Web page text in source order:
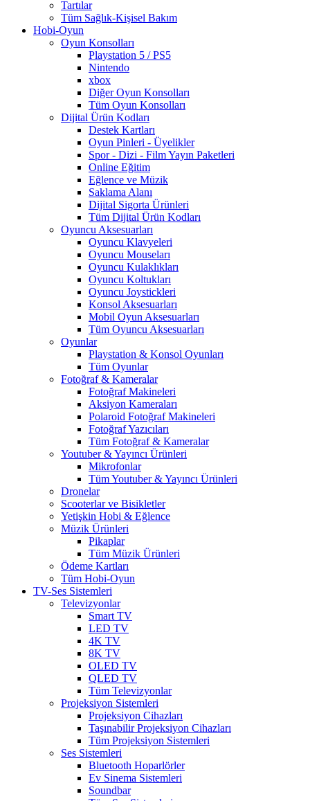
Tartılar
Tüm Sağlık-Kişisel Bakım
Hobi-Oyun
Oyun Konsolları
Playstation 5 / PS5
Nintendo
xbox
Diğer Oyun Konsolları
Tüm Oyun Konsolları
Dijital Ürün Kodları
Destek Kartları
Oyun Pinleri - Üyelikler
Spor - Dizi - Film Yayın Paketleri
Online Eğitim
Eğlence ve Müzik
Saklama Alanı
Dijital Sigorta Ürünleri
Tüm Dijital Ürün Kodları
Oyuncu Aksesuarları
Oyuncu Klavyeleri
Oyuncu Mouseları
Oyuncu Kulaklıkları
Oyuncu Koltukları
Oyuncu Joystickleri
Konsol Aksesuarları
Mobil Oyun Aksesuarları
Tüm Oyuncu Aksesuarları
Oyunlar
Playstation & Konsol Oyunları
Tüm Oyunlar
Fotoğraf & Kameralar
Fotoğraf Makineleri
Aksiyon Kameraları
Polaroid Fotoğraf Makineleri
Fotoğraf Yazıcıları
Tüm Fotoğraf & Kameralar
Youtuber & Yayıncı Ürünleri
Mikrofonlar
Tüm Youtuber & Yayıncı Ürünleri
Dronelar
Scooterlar ve Bisikletler
Yetişkin Hobi & Eğlence
Müzik Ürünleri
Pikaplar
Tüm Müzik Ürünleri
Ödeme Kartları
Tüm Hobi-Oyun
TV-Ses Sistemleri
Televizyonlar
Smart TV
LED TV
4K TV
8K TV
OLED TV
QLED TV
Tüm Televizyonlar
Projeksiyon Sistemleri
Projeksiyon Cihazları
Taşınabilir Projeksiyon Cihazları
Tüm Projeksiyon Sistemleri
Ses Sistemleri
Bluetooth Hoparlörler
Ev Sinema Sistemleri
Soundbar